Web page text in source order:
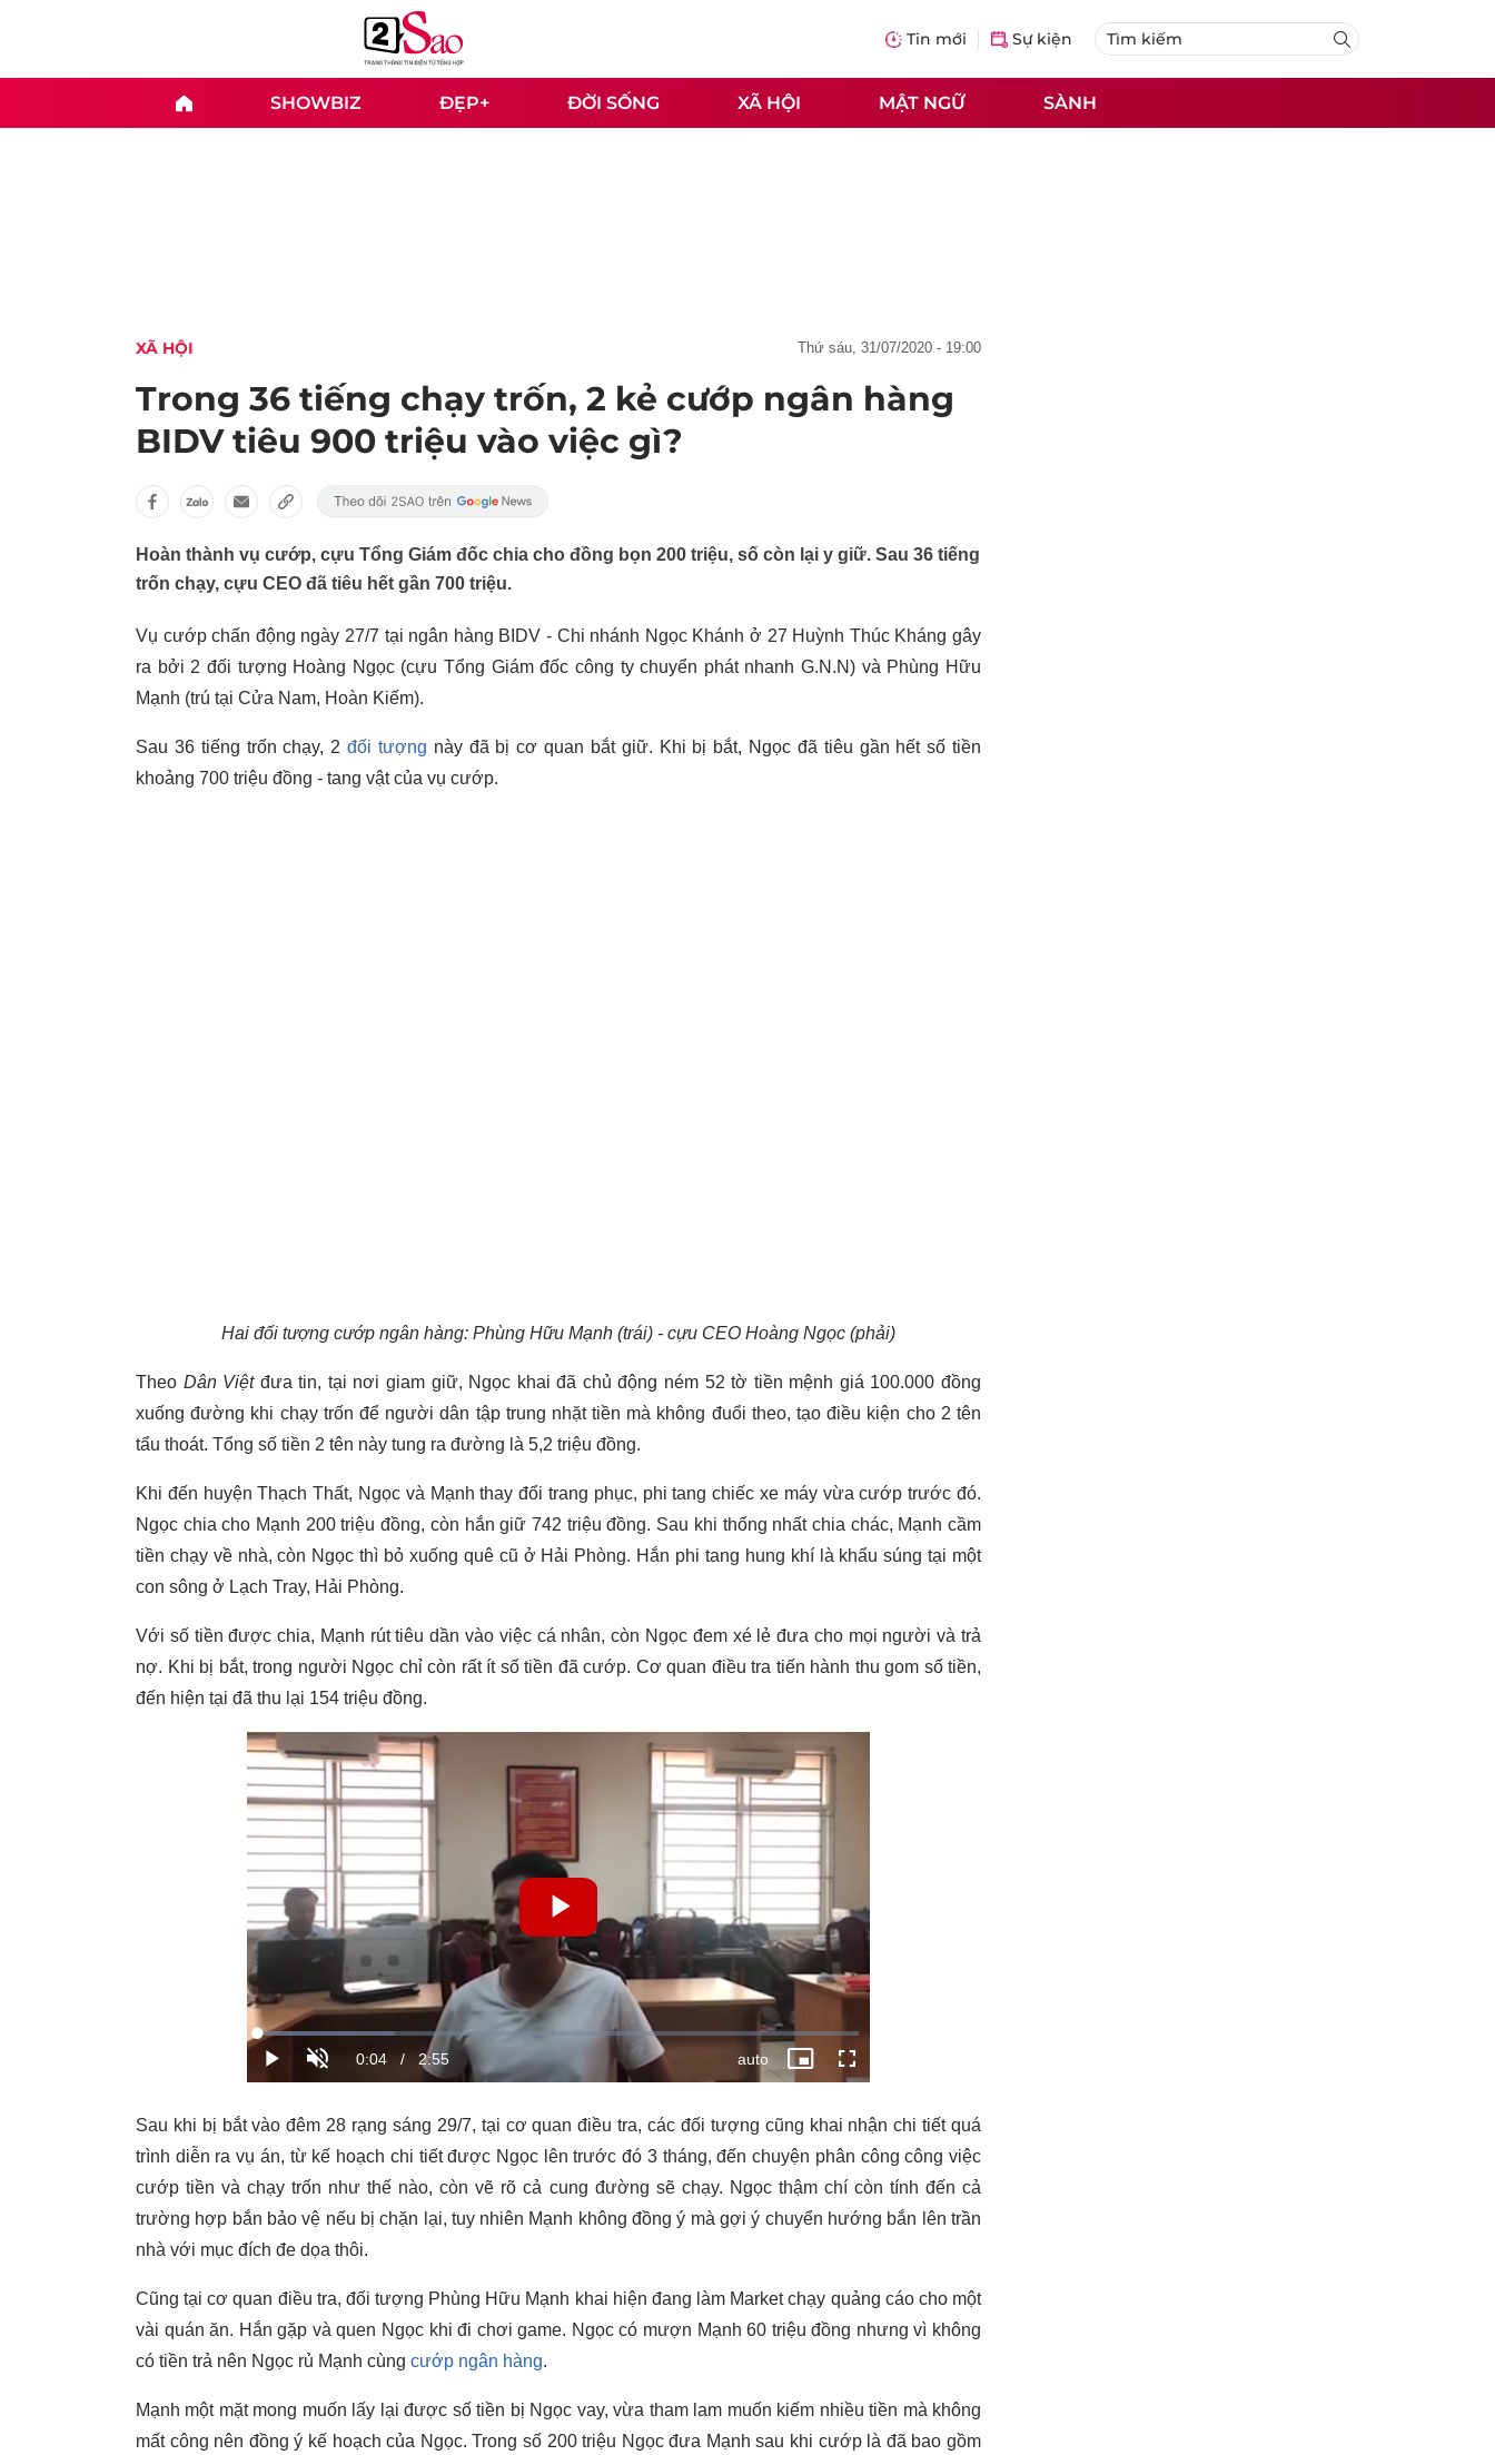
Tin mới Sự kiện
SHOWBIZ ĐẸP+ ĐỜI SỐNG XÃ HỘI MẬT NGỮ SÀNH
XÃ HỘI thứ sáu, 31/07/2020 - 19:00
Trong 36 tiếng chạy trốn, 2 kẻ cướp ngân hàng
BIDV tiêu 900 triệu vào việc gì?
Hoàn thành vụ cướp, cựu Tổng Giám đốc chia cho đồng bọn 200 triệu, số còn lại y giữ. Sau 36 tiếng
trốn chạy, cựu CEO đã tiêu hết gần 700 triệu.
Vụ cướp chấn động ngày 27/7 tại ngân hàng BIDV - Chi nhánh Ngọc Khánh ở 27 Huỳnh Thúc Kháng gây
ra bởi 2 đối tượng Hoàng Ngọc (cựu Tổng Giám đốc công ty chuyển phát nhanh G.N.N) và Phùng Hữu
Mạnh (trú tại Cửa Nam, Hoàn Kiếm).
Sau 36 tiếng trốn chạy, 2 đối tượng này đã bị cơ quan bắt giữ. Khi bị bắt, Ngọc đã tiêu gần hết số tiền
khoảng 700 triệu đồng - tang vật của vụ cướp.
Hai đối tượng cướp ngân hàng: Phùng Hữu Mạnh (trái) - cựu CEO Hoàng Ngọc (phải)
Theo Dân Việtđưa tin, tại nơi giam giữ, Ngọc khai đã chủ động ném 52 tờ tiền mệnh giá 100.000 đồng
xuống đường khi chạy trốn để người dân tập trung nhặt tiền mà không đuổi theo, tạo điều kiện cho 2 tên
tẩu thoát. Tổng số tiền 2 tên này tung ra đường là 5,2 triệu đồng.
Khi đến huyện Thạch Thất, Ngọc và Mạnh thay đổi trang phục, phi tang chiếc xe máy vừa cướp trước đó.
Ngọc chia cho Mạnh 200 triệu đồng, còn hắn giữ 742 triệu đồng. Sau khi thống nhất chia chác, Mạnh cầm
tiền chạy về nhà, còn Ngọc thì bỏ xuống quê cũ ở Hải Phòng. Hắn phi tang hung khí là khẩu súng tại một
con sông ở Lạch Tray, Hải Phòng.
Với số tiền được chia, Mạnh rút tiêu dần vào việc cá nhân, còn Ngọc đem xé lẻ đưa cho mọi người và trả
nợ. Khi bị bắt, trong người Ngọc chỉ còn rất ít số tiền đã cướp. Cơ quan điều tra tiến hành thu gom số tiền,
đến hiện tại đã thu lại 154 triệu đồng.
Sau khi bị bắt vào đêm 28 rạng sáng 29/7, tại cơ quan điều tra, các đối tượng cũng khai nhận chi tiết quá
trình diễn ra vụ án, từ kế hoạch chi tiết được Ngọc lên trước đó 3 tháng, đến chuyện phân công công việc
cướp tiền và chạy trốn như thế nào, còn vẽ rõ cả cung đường sẽ chạy. Ngọc thậm chí còn tính đến cả
trường hợp bắn bảo vệ nếu bị chặn lại, tuy nhiên Mạnh không đồng ý mà gợi ý chuyển hướng bắn lên trần
nhà với mục đích đe dọa thôi.
Cũng tại cơ quan điều tra, đối tượng Phùng Hữu Mạnh khai hiện đang làm Market chạy quảng cáo cho một
vài quán ăn. Hắn gặp và quen Ngọc khi đi chơi game. Ngọc có mượn Mạnh 60 triệu đồng nhưng vì không
có tiền trả nên Ngọc rủ Mạnh cùng cướp ngân hàng.
Mạnh một mặt mong muốn lấy lại được số tiền bị Ngọc vay, vừa tham lam muốn kiếm nhiều tiền mà không
mất công nên đồng ý kế hoạch của Ngọc. Trong số 200 triệu Ngọc đưa Mạnh sau khi cướp là đã bao gồm